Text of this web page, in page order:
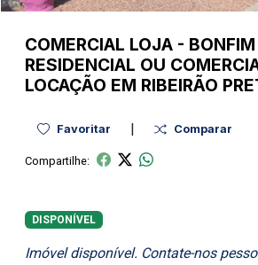
COMERCIAL LOJA -
RESIDENCIAL OU
LOCAÇÃO EM RIBEIRÃO
Favoritar | Comparar
Compartilhe:
DISPONÍVEL
Imóvel disponível. Contate-nos